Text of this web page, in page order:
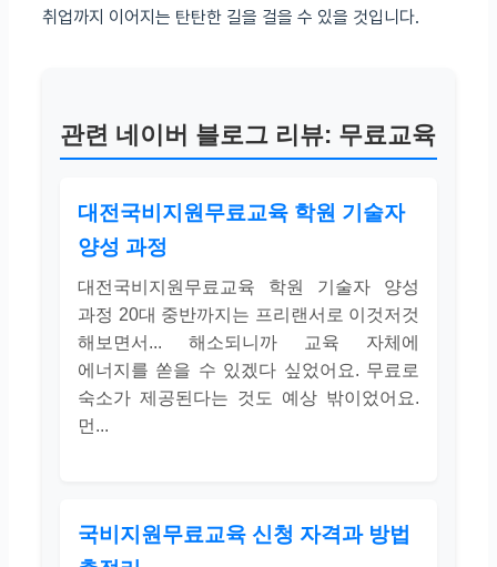
취업까지 이어지는 탄탄한 길을 걸을 수 있을 것입니다.
관련 네이버 블로그 리뷰: 무료교육
대전국비지원무료교육 학원 기술자
양성 과정
대전국비지원무료교육 학원 기술자 양성
과정 20대 중반까지는 프리랜서로 이것저것
해보면서... 해소되니까 교육 자체에
에너지를 쏟을 수 있겠다 싶었어요. 무료로
숙소가 제공된다는 것도 예상 밖이었어요.
먼...
국비지원무료교육 신청 자격과 방법